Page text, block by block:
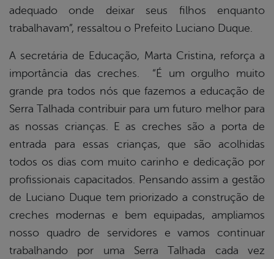
adequado onde deixar seus filhos enquanto
trabalhavam”, ressaltou o Prefeito Luciano Duque.
A secretária de Educação, Marta Cristina, reforça a
importância das creches. “É um orgulho muito
grande pra todos nós que fazemos a educação de
Serra Talhada contribuir para um futuro melhor para
as nossas crianças. E as creches são a porta de
entrada para essas crianças, que são acolhidas
todos os dias com muito carinho e dedicação por
profissionais capacitados. Pensando assim a gestão
de Luciano Duque tem priorizado a construção de
creches modernas e bem equipadas, ampliamos
nosso quadro de servidores e vamos continuar
trabalhando por uma Serra Talhada cada vez